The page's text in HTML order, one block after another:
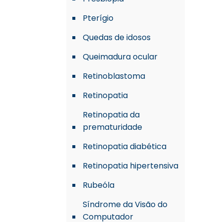
Pterígio
Quedas de idosos
Queimadura ocular
Retinoblastoma
Retinopatia
Retinopatia da
prematuridade
Retinopatia diabética
Retinopatia hipertensiva
Rubeóla
Síndrome da Visão do
Computador